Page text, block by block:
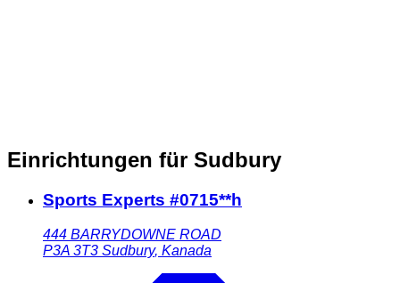
Einrichtungen für Sudbury
Sports Experts #0715**h
444 BARRYDOWNE ROAD
P3A 3T3 Sudbury, Kanada